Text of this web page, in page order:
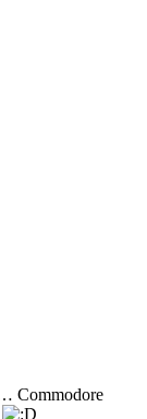
Commodore